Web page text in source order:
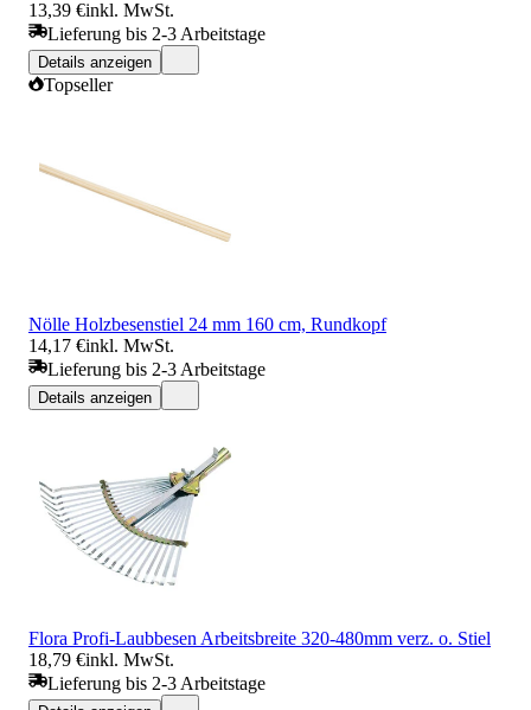
13,39 €inkl. MwSt.
Lieferung bis 2-3 Arbeitstage
Details anzeigen
Topseller
Nölle Holzbesenstiel 24 mm 160 cm, Rundkopf
14,17 €inkl. MwSt.
Lieferung bis 2-3 Arbeitstage
Details anzeigen
Flora Profi-Laubbesen Arbeitsbreite 320-480mm verz. o. Stiel
18,79 €inkl. MwSt.
Lieferung bis 2-3 Arbeitstage